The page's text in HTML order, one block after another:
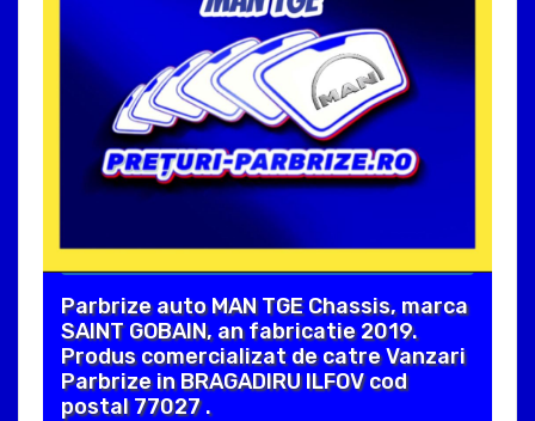
Parbrize auto MAN TGE Chassis, marca
SAINT GOBAIN, an fabricatie 2019.
Produs comercializat de catre Vanzari
Parbrize in BRAGADIRU ILFOV cod
postal 77027 .